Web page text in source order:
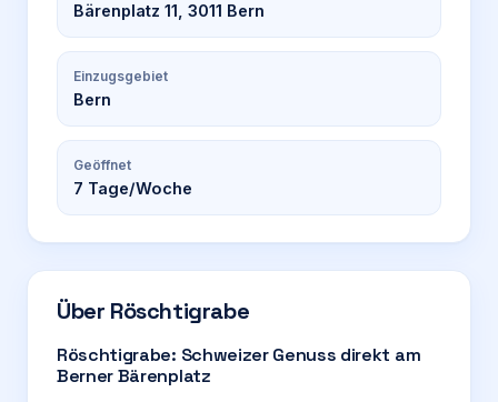
Bärenplatz 11, 3011 Bern
Einzugsgebiet
Bern
Geöffnet
7 Tage/Woche
Über Röschtigrabe
Röschtigrabe: Schweizer Genuss direkt am
Berner Bärenplatz